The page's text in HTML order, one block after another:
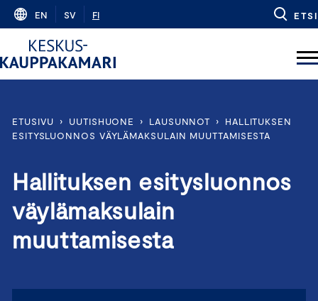
Skip
content
EN SV FI ETSI
ETUSIVU › UUTISHUONE › LAUSUNNOT ›
HALLITUKSEN
ESITYSLUONNOS VÄYLÄMAKSULAIN MUUTTAMISESTA
Hallituksen esitysluonnos
väylämaksulain
muuttamisesta